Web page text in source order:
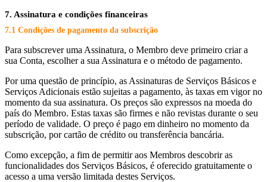
7. Assinatura e condições financeiras
7.1 Condições de pagamento da subscrição
Para subscrever uma Assinatura, o Membro deve primeiro criar a
sua Conta, escolher a sua Assinatura e o método de pagamento.
Por uma questão de princípio, as Assinaturas de Serviços Básicos e
Serviços Adicionais estão sujeitas a pagamento, às taxas em vigor no
momento da sua assinatura. Os preços são expressos na moeda do
país do Membro. Estas taxas são firmes e não revistas durante o seu
período de validade. O preço é pago em dinheiro no momento da
subscrição, por cartão de crédito ou transferência bancária.
Como excepção, a fim de permitir aos Membros descobrir as
funcionalidades dos Serviços Básicos, é oferecido gratuitamente o
acesso a uma versão limitada destes Serviços.